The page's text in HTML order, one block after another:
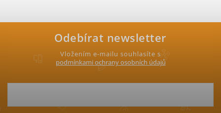
Odebírat newsletter
Vložením e-mailu souhlasíte s
podmínkami ochrany osobních údajů